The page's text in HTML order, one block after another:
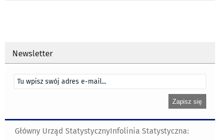
Newsletter
Główny Urząd StatystycznyInfolinia Statystyczna: